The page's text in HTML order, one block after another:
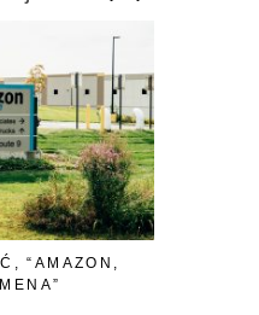
“AMAZON,